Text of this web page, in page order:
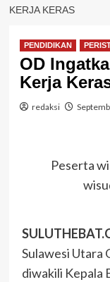
KERJA KERAS
PENDIDIKAN
OD
Kerja
redaksi
Peserta
Sulawesi Utara
diwakili Kepala